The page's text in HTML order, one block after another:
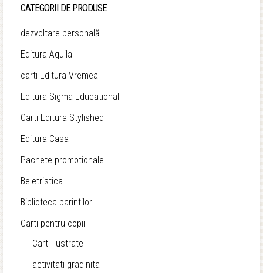
fost:
15,00 lei.
CATEGORII DE PRODUSE
dezvoltare personală
Editura Aquila
carti Editura Vremea
Editura Sigma Educational
Carti Editura Stylished
Editura Casa
Pachete promotionale
Beletristica
Biblioteca parintilor
Carti pentru copii
Carti ilustrate
activitati gradinita